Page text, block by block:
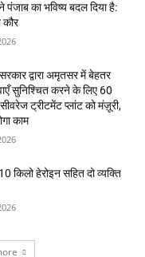
पंजाब का भविष्य बदल दिया है:
कौर
द्वारा अमृतसर में बेहतर
सुनिश्चित करने के लिए 60
ट्रीटमेंट प्लांट को मंज़ूरी,
काम
किलो हेरोइन सहित दो व्यक्ति